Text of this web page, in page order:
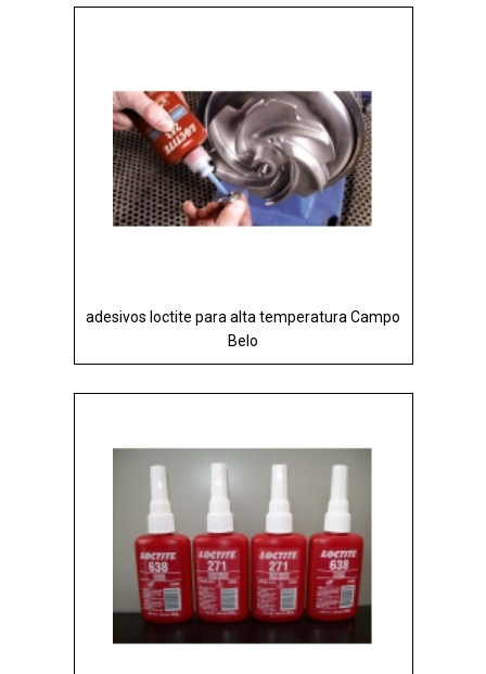
adesivos loctite para alta temperatura Campo
Belo